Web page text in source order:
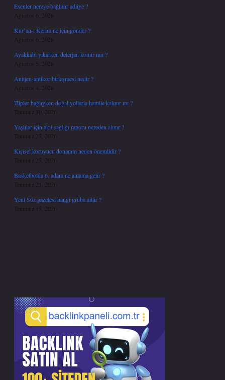
Esenler nereye bağlıdır adliye ?
Ağustos 6, 2026
Kur’an-ı Kerim ne için gönder ?
Ağustos 6, 2026
Ayakkabı yıkarken deterjan konur mu ?
Ağustos 5, 2026
Antijen-antikor birleşmesi nedir ?
Ağustos 4, 2026
Tüpler bağlıyken doğal yollarla hamile kalınır mı ?
Temmuz 30, 2026
Yaşlılar için akıl sağlığı raporu nereden alınır ?
Temmuz 25, 2026
Kişisel koruyucu donanım neden önemlidir ?
Temmuz 25, 2026
Basketbolda 6. adam ne anlama gelir ?
Temmuz 21, 2026
Yeni Söz gazetesi hangi gruba aittir ?
Temmuz 15, 2026